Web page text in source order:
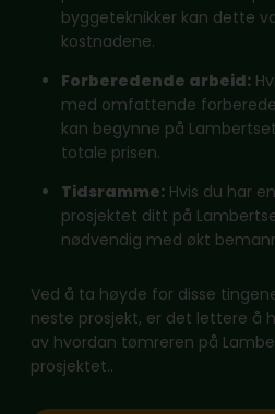
byggeteknikker kan dette
kostnadene.
Forberedende arbeid:
med omfattende
kan begynne på
totale prisen.
Tidsramme: Hvis du har
prosjektet ditt på
nødvendig med økt
Ved å ta høyde for disse
neste prosjekt, er det lettere å
av hvordan tømreren på
prosjektet..